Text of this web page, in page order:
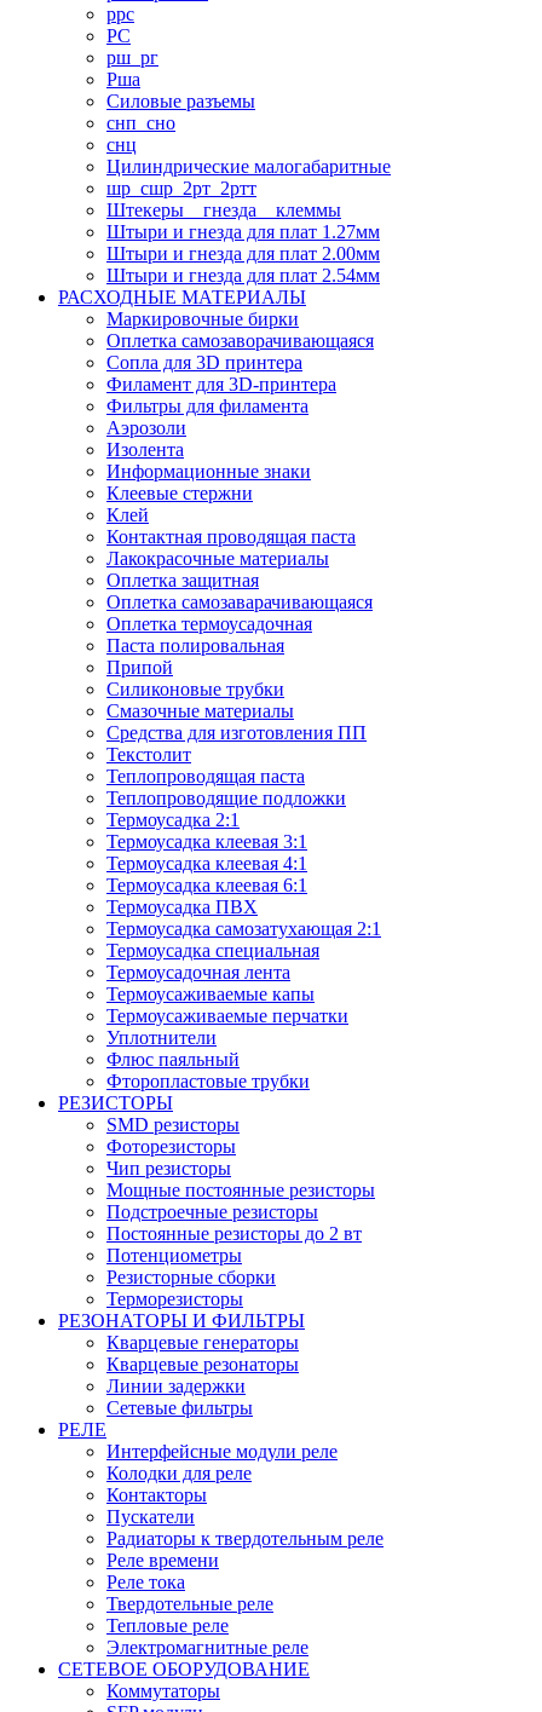
ррс
РС
рш_рг
Рша
Силовые разъемы
снп_сно
снц
Цилиндрические малогабаритные
шр_сшр_2рт_2ртт
Штекеры _ гнезда _ клеммы
Штыри и гнезда для плат 1.27мм
Штыри и гнезда для плат 2.00мм
Штыри и гнезда для плат 2.54мм
РАСХОДНЫЕ МАТЕРИАЛЫ
Маркировочные бирки
Оплетка самозаворачивающаяся
Сопла для 3D принтера
Филамент для 3D-принтера
Фильтры для филамента
Аэрозоли
Изолента
Информационные знаки
Клеевые стержни
Клей
Контактная проводящая паста
Лакокрасочные материалы
Оплетка защитная
Оплетка самозаварачивающаяся
Оплетка термоусадочная
Паста полировальная
Припой
Силиконовые трубки
Смазочные материалы
Средства для изготовления ПП
Текстолит
Теплопроводящая паста
Теплопроводящие подложки
Термоусадка 2:1
Термоусадка клеевая 3:1
Термоусадка клеевая 4:1
Термоусадка клеевая 6:1
Термоусадка ПВХ
Термоусадка самозатухающая 2:1
Термоусадка специальная
Термоусадочная лента
Термоусаживаемые капы
Термоусаживаемые перчатки
Уплотнители
Флюс паяльный
Фторопластовые трубки
РЕЗИСТОРЫ
SMD резисторы
Фоторезисторы
Чип резисторы
Мощные постоянные резисторы
Подстроечные резисторы
Постоянные резисторы до 2 вт
Потенциометры
Резисторные сборки
Терморезисторы
РЕЗОНАТОРЫ И ФИЛЬТРЫ
Кварцевые генераторы
Кварцевые резонаторы
Линии задержки
Сетевые фильтры
РЕЛЕ
Интерфейсные модули реле
Колодки для реле
Контакторы
Пускатели
Радиаторы к твердотельным реле
Реле времени
Реле тока
Твердотельные реле
Тепловые реле
Электромагнитные реле
СЕТЕВОЕ ОБОРУДОВАНИЕ
Коммутаторы